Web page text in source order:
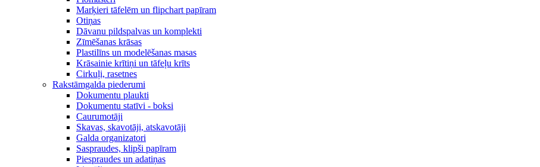
Marķieri tāfelēm un flipchart papīram
Otiņas
Dāvanu pildspalvas un komplekti
Zīmēšanas krāsas
Plastilīns un modelēšanas masas
Krāsainie krītiņi un tāfeļu krīts
Cirkuļi, rasetnes
Rakstāmgalda piederumi
Dokumentu plaukti
Dokumentu statīvi - boksi
Caurumotāji
Skavas, skavotāji, atskavotāji
Galda organizatori
Saspraudes, klipši papīram
Piespraudes un adatiņas